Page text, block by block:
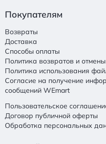
Покупателям
Возвраты
Доставка
Способы оплаты
Политика возвратов и
Политика использования
Согласие на получение
сообщений WEmart
Пользовательское
Договор публичной оферты
Обработка персональных